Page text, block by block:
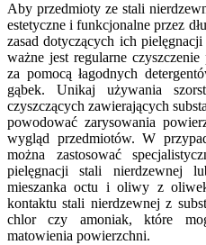
Aby przedmioty ze stali
estetyczne i funkcjonalne przez
zasad dotyczących ich
ważne jest regularne
za pomocą łagodnych
gąbek. Unikaj używania
czyszczących zawierających
powodować zarysowania
wygląd przedmiotów. W
można zastosować
pielęgnacji stali nierdzewnej
mieszanka octu i oliwy z
kontaktu stali nierdzewnej z
chlor czy amoniak, które
matowienia powierzchni.